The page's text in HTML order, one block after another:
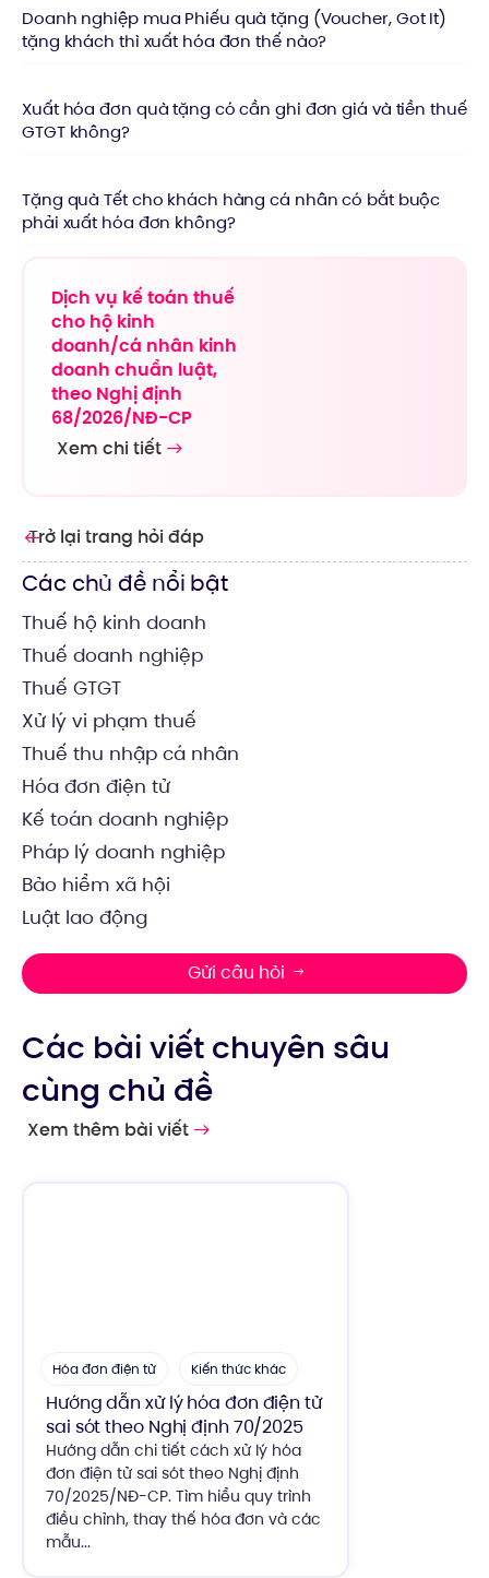
Trở lại trang hỏi đáp
Các chủ đề nổi bật
Thuế hộ kinh doanh
Thuế doanh nghiệp
Thuế GTGT
Xử lý vi phạm thuế
Thuế thu nhập cá nhân
Hóa đơn điện tử
Kế toán doanh nghiệp
Pháp lý doanh nghiệp
Bảo hiểm xã hội
Luật lao động
Gửi câu hỏi
Doanh nghiệp mua Phiếu quà tặng (Voucher, Got It)
tặng khách thì xuất hóa đơn thế nào?
Xuất hóa đơn quà tặng có cần ghi đơn giá và tiền thuế
GTGT không?
Tặng quà Tết cho khách hàng cá nhân có bắt buộc
phải xuất hóa đơn không?
Dịch vụ kế toán thuế
cho hộ kinh
doanh/cá nhân kinh
doanh chuẩn luật,
theo Nghị định
68/2026/NĐ-CP
Xem chi tiết
Các bài viết chuyên sâu
cùng chủ đề
Xem thêm bài viết
Hóa đơn điện tử Kiến thức khác
Hướng dẫn xử lý hóa đơn điện tử
sai sót theo Nghị định 70/2025
Hướng dẫn chi tiết cách xử lý hóa
đơn điện tử sai sót theo Nghị định
70/2025/NĐ-CP. Tìm hiểu quy trình
điều chỉnh, thay thế hóa đơn và các
mẫu...